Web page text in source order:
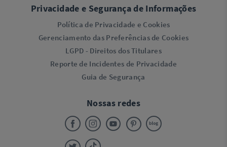
Privacidade e Segurança de Informações
Política de Privacidade e Cookies
Gerenciamento das Preferências de Cookies
LGPD - Direitos dos Titulares
Reporte de Incidentes de Privacidade
Guia de Segurança
Nossas redes